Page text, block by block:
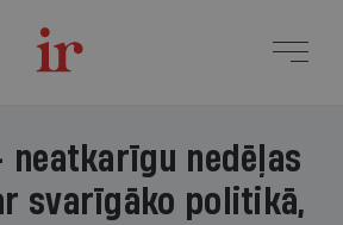
neatkarīgu nedēļas
svarīgāko politikā,